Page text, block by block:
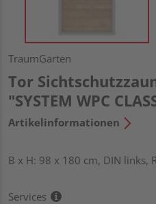
TraumGarten
Tor
"SYSTEM WPC
Artikelinformationen
B x H: 98 x 180 cm, DIN links,
Services